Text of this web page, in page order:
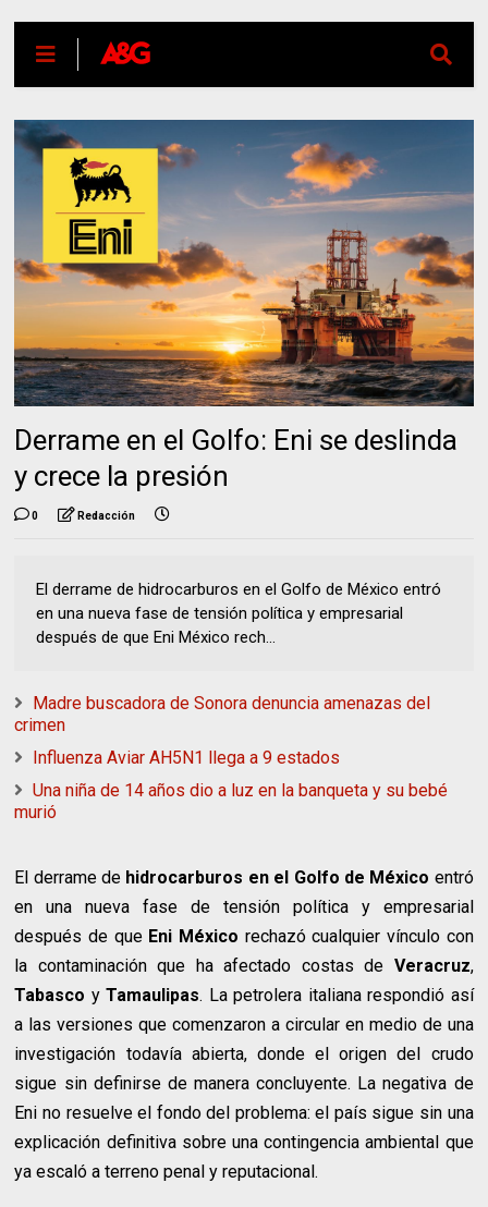
Derrame en el Golfo: Eni se deslinda
y crece la presión
0 Redacción
El derrame de hidrocarburos en el Golfo de México entró
en una nueva fase de tensión política y empresarial
después de que Eni México rech...
Madre buscadora de Sonora denuncia amenazas del
crimen
Influenza Aviar AH5N1 llega a 9 estados
Una niña de 14 años dio a luz en la banqueta y su bebé
murió
El derrame de hidrocarburos en el Golfo de México entró
en una nueva fase de tensión política y empresarial
después de que Eni México rechazó cualquier vínculo con
la contaminación que ha afectado costas de Veracruz,
Tabasco yTamaulipas. La petrolera italiana respondió así
a las versiones que comenzaron a circular en medio de una
investigación todavía abierta, donde el origen del crudo
sigue sin definirse de manera concluyente. La negativa de
Eni no resuelve el fondo del problema: el país sigue sin una
explicación definitiva sobre una contingencia ambiental que
ya escaló a terreno penal y reputacional.